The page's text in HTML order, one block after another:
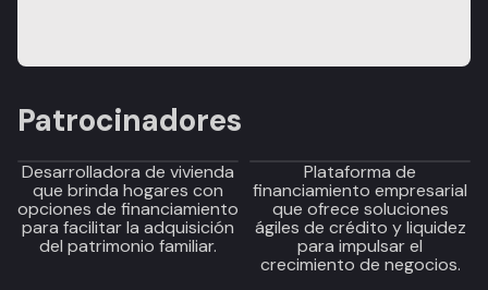
Patrocinadores
Desarrolladora de vivienda
que brinda hogares con
opciones de financiamiento
para facilitar la adquisición
del patrimonio familiar.
Plataforma de
financiamiento empresarial
que ofrece soluciones
ágiles de crédito y liquidez
para impulsar el
crecimiento de negocios.